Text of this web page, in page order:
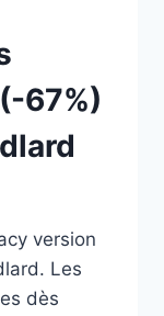
67%)
version
Les
dès